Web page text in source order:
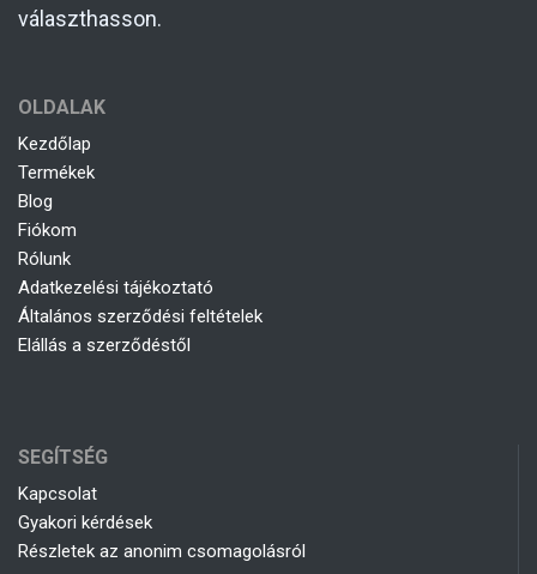
választhasson.
OLDALAK
Kezdőlap
Termékek
Blog
Fiókom
Rólunk
Adatkezelési tájékoztató
Általános szerződési feltételek
Elállás a szerződéstől
SEGÍTSÉG
Kapcsolat
Gyakori kérdések
Részletek az anonim csomagolásról